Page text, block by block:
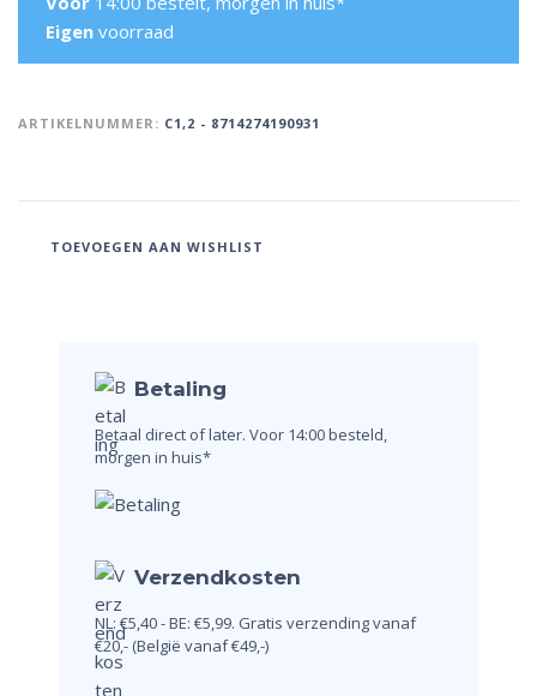
Eigen voorraad
ARTIKELNUMMER: C1,2 - 8714274190931
TOEVOEGEN AAN WISHLIST
Betaling
Betaal direct of later. Voor 14:00 besteld,
morgen in huis*
Verzendkosten
NL: €5,40 - BE: €5,99. Gratis verzending vanaf
€20,- (België vanaf €49,-)